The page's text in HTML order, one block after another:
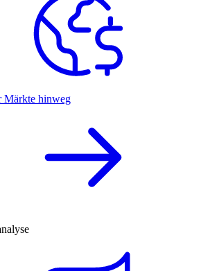
Märkte hinweg